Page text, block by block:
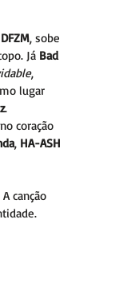
, sobe
Já Bad
,
lugar
.
coração
, HA-ASH
A canção